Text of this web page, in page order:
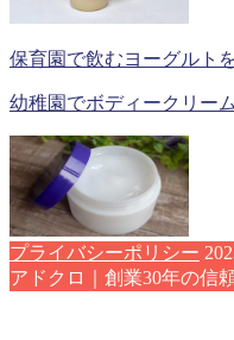
保育園で飲むヨーグルト
幼稚園でボディークリー
プライバシーポリシー
アドクロ｜創業30年の信